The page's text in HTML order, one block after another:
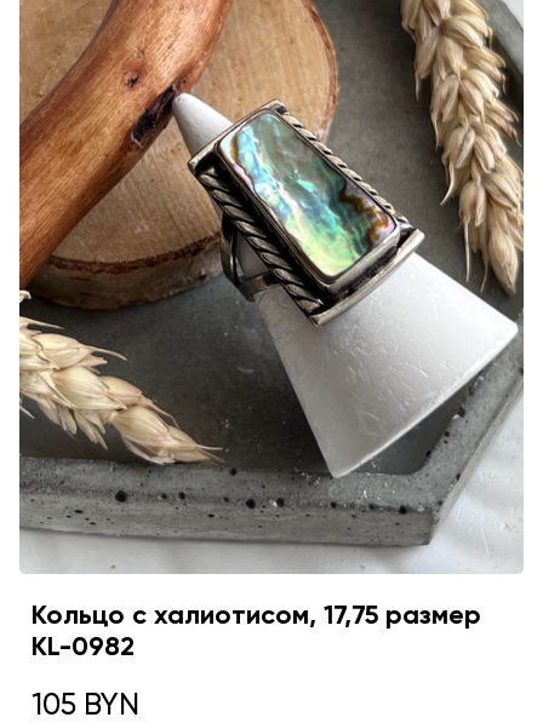
Кольцо с халиотисом, 17,75 размер
KL-0982
105 BYN